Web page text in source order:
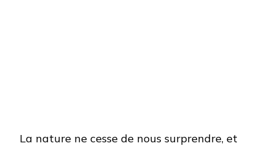
La nature ne cesse de nous surprendre, et